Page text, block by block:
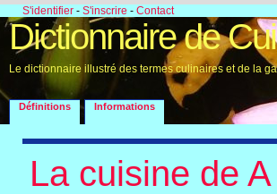
S'identifier - S'inscrire - Contact
Dictionnaire de
Le dictionnaire illustré des termes culinaires et de la
Définitions Informations
La cuisine de